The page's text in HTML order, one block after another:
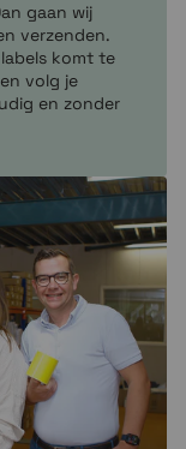
gaan wij
verzenden.
komt te
volg je
en zonder